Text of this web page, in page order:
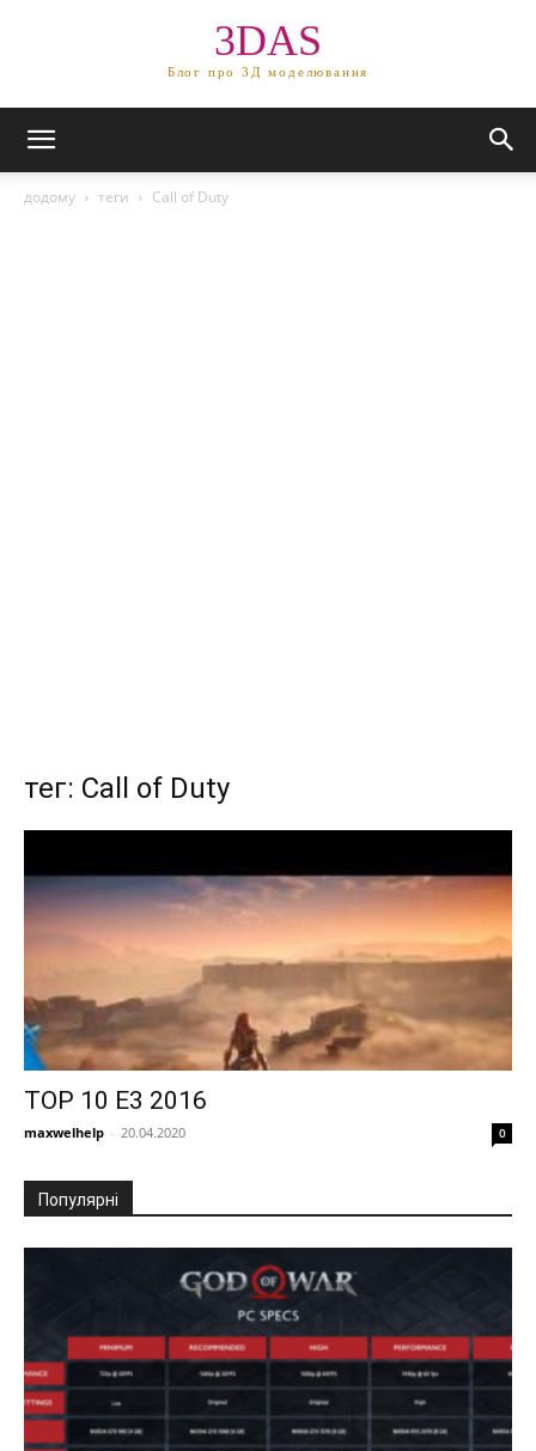
3DAS
Блог про 3Д моделювання
додому теги Call of Duty
тег: Call of Duty
TOP 10 E3 2016
maxwelhelp - 20.04.2020 0
Популярні